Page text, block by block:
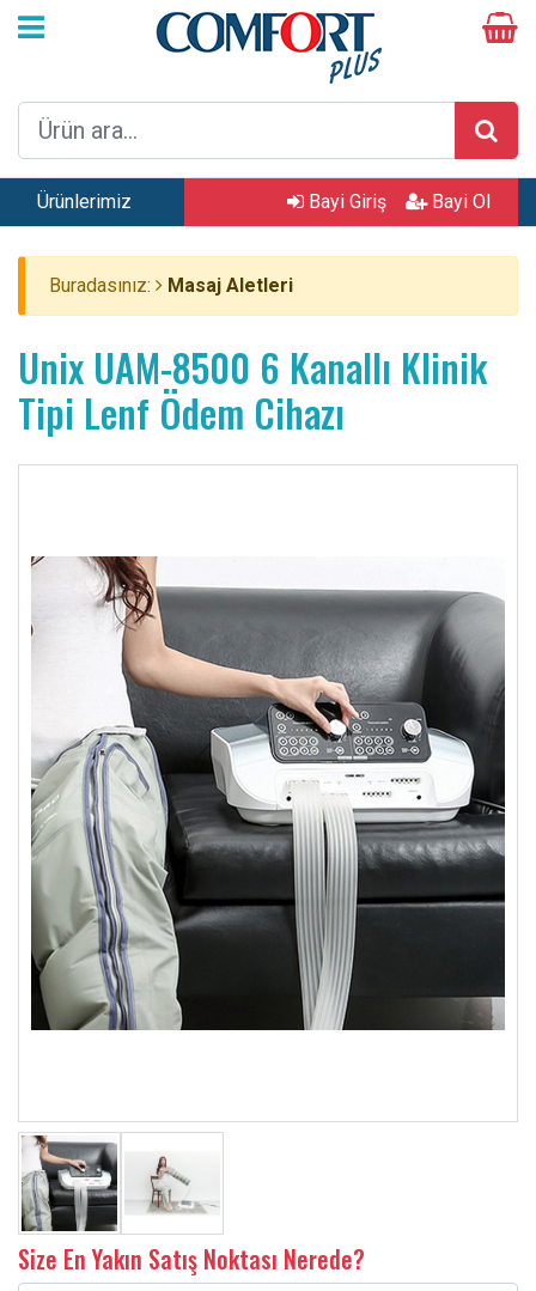
Ürünlerimiz Bayi Giriş Bayi Ol
Buradasınız: Masaj Aletleri
Unix UAM-8500 6 Kanallı Klinik
Tipi Lenf Ödem Cihazı
Size En Yakın Satış Noktası Nerede?